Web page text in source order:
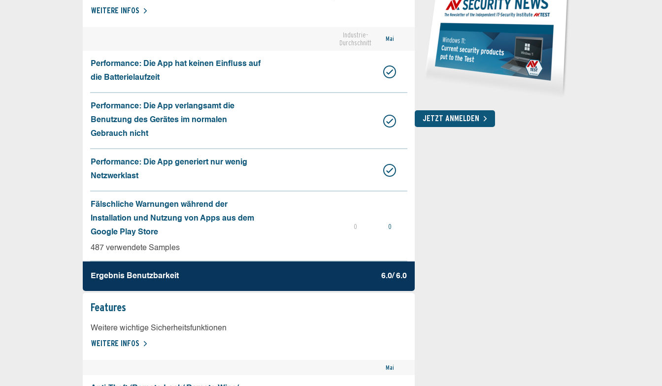
WEITERE INFOS
Industrie-
Durchschnitt
Mai
Performance: Die App hat keinen Einfluss auf
die Batterielaufzeit
Performance: Die App verlangsamt die
Benutzung des Gerätes im normalen
Gebrauch nicht
Performance: Die App generiert nur wenig
Netzwerklast
Fälschliche Warnungen während der
Installation und Nutzung von Apps aus dem
Google Play Store
487 verwendete Samples
0 0
Ergebnis Benutz­barkeit 6.0/ 6.0
Features
Weitere wichtige Sicherheitsfunktionen
WEITERE INFOS
Mai
JETZT ANMELDEN